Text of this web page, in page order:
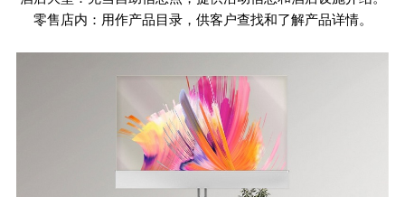
零售店内：用作产品目录，供客户查找和了解产品详情。